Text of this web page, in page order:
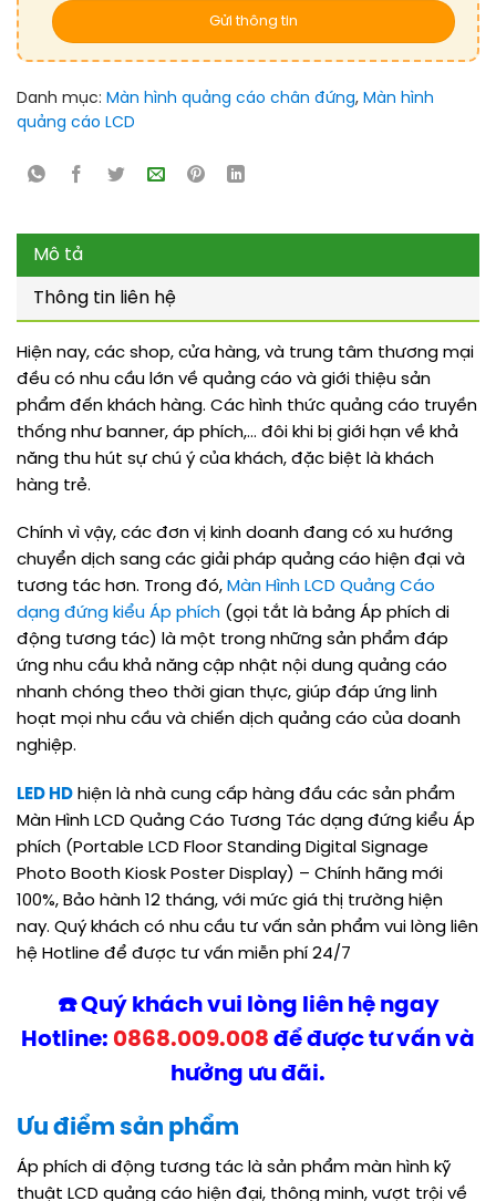
Danh mục: Màn hình quảng cáo chân đứng, Màn hình
quảng cáo LCD
Mô tả
Thông tin liên hệ
Hiện nay, các shop, cửa hàng, và trung tâm thương mại
đều có nhu cầu lớn về quảng cáo và giới thiệu sản
phẩm đến khách hàng. Các hình thức quảng cáo truyền
thống như banner, áp phích,… đôi khi bị giới hạn về khả
năng thu hút sự chú ý của khách, đặc biệt là khách
hàng trẻ.
Chính vì vậy, các đơn vị kinh doanh đang có xu hướng
chuyển dịch sang các giải pháp quảng cáo hiện đại và
tương tác hơn. Trong đó, Màn Hình LCD Quảng Cáo
dạng đứng kiểu Áp phích (gọi tắt là bảng Áp phích di
động tương tác) là một trong những sản phẩm đáp
ứng nhu cầu khả năng cập nhật nội dung quảng cáo
nhanh chóng theo thời gian thực, giúp đáp ứng linh
hoạt mọi nhu cầu và chiến dịch quảng cáo của doanh
nghiệp.
LED HD hiện là nhà cung cấp hàng đầu các sản phẩm
Màn Hình LCD Quảng Cáo Tương Tác dạng đứng kiểu Áp
phích (Portable LCD Floor Standing Digital Signage
Photo Booth Kiosk Poster Display) – Chính hãng mới
100%, Bảo hành 12 tháng, với mức giá thị trường hiện
nay. Quý khách có nhu cầu tư vấn sản phẩm vui lòng liên
hệ Hotline để được tư vấn miễn phí 24/7
☎️ Quý khách vui lòng liên hệ ngay
Hotline: 0868.009.008 để được tư vấn và
hưởng ưu đãi.
Ưu điểm sản phẩm
Áp phích di động tương tác là sản phẩm màn hình kỹ
thuật LCD quảng cáo hiện đại, thông minh, vượt trội về